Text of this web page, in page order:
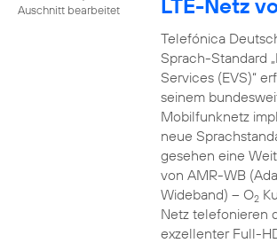
Auschnitt bearbeitet
LTE-Netz
Telefónica
Sprach-Standard
Services (EVS)“
seinem
Mobilfunknetz
neue
gesehen eine
von AMR-WB
Wideband) – O2
Netz telefonieren
exzellenter Full-